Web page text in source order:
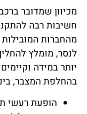
מכיוון שמדובר
חשיבות רבה
מהחברות
לנסר, מומלץ
יותר במידה
בהחלפת המצבר,
הופעת רעשי